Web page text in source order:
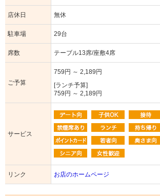
店休日 無休
駐車場 29台
席数 テーブル13席/座敷4席
ご予算
759円 ～ 2,189円
[ランチ予算]
759円 ～ 2,189円
サービス
リンク お店のホームページ